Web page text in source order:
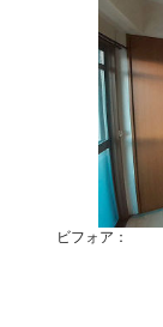
ビフォア：